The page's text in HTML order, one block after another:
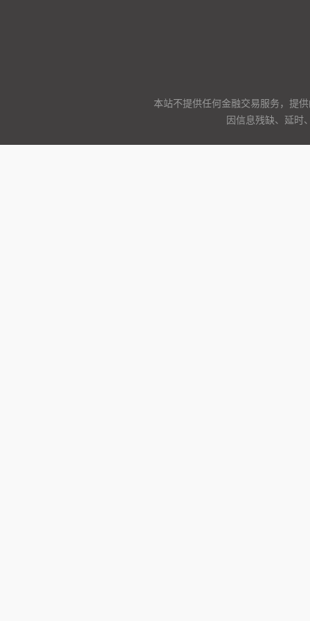
本站不提供任何金融交易服务，提
因信息残缺、延时